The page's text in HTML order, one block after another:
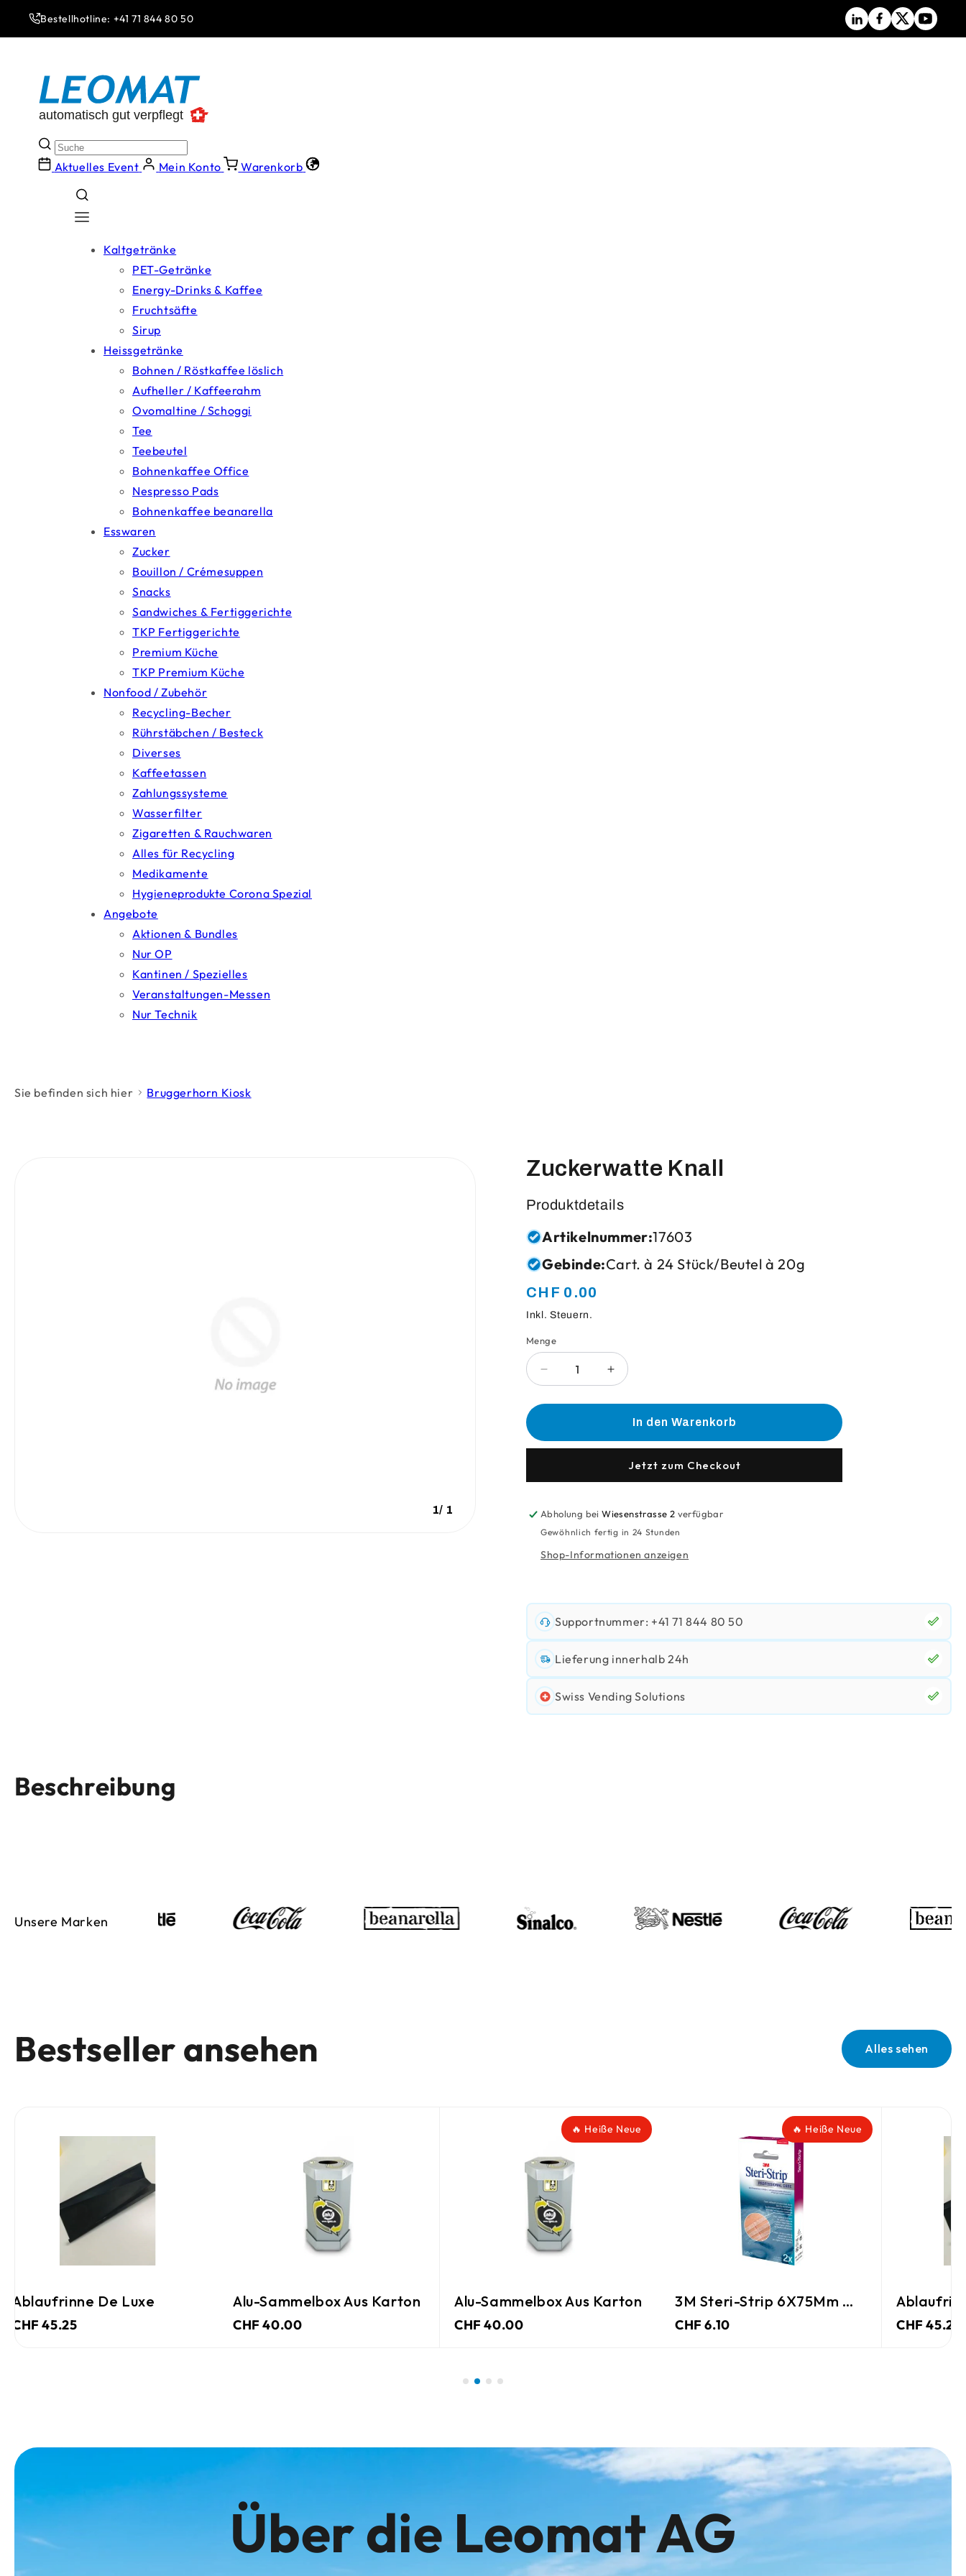
zum
Inhalt
Bestellhotline: +41 71 844 80 50
Aktuelles Event Mein Konto Warenkorb
Kaltgetränke
PET-Getränke
Energy-Drinks & Kaffee
Fruchtsäfte
Sirup
Heissgetränke
Bohnen / Röstkaffee löslich
Aufheller / Kaffeerahm
Ovomaltine / Schoggi
Tee
Teebeutel
Bohnenkaffee Office
Nespresso Pads
Bohnenkaffee beanarella
Esswaren
Zucker
Bouillon / Crémesuppen
Snacks
Sandwiches & Fertiggerichte
TKP Fertiggerichte
Premium Küche
TKP Premium Küche
Nonfood / Zubehör
Recycling-Becher
Rührstäbchen / Besteck
Diverses
Kaffeetassen
Zahlungssysteme
Wasserfilter
Zigaretten & Rauchwaren
Alles für Recycling
Medikamente
Hygieneprodukte Corona Spezial
Angebote
Aktionen & Bundles
Nur OP
Kantinen / Spezielles
Veranstaltungen-Messen
Nur Technik
Sie befinden sich hier Bruggerhorn Kiosk
1/ 1
Zuckerwatte Knall
Produktdetails
Artikelnummer:17603
Gebinde:Cart. à 24 Stück/Beutel à 20g
Normaler
Preis
CHF 0.00
Inkl. Steuern.
Anzahl
Menge
Verringere
die
Menge
Knall
Erhöhe
die
Menge
Knall
In den Warenkorb
Jetzt zum Checkout
Abholung beiWiesenstrasse 2 verfügbar
Gewöhnlich fertig in 24 Stunden
Shop-Informationen anzeigen
Supportnummer: +41 71 844 80 50
Lieferung innerhalb 24h
Swiss Vending Solutions
Beschreibung
Unsere Marken
Bestseller ansehen Alles sehen
Ablaufrinne De Luxe
CHF 45.25
Alu-Sammelbox Aus Karton
CHF 40.00
🔥 Heiße Neue
Alu-Sammelbox Aus Karton
CHF 40.00
🔥 Heiße Neue
3M Steri-Strip 6X75Mm Weiss
CHF 6.10 CHF 45.25
Über die Leomat AG